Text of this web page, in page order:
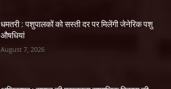
धमतरी : पशुपालकों को सस्ती दर पर मिलेंगी जेनेरिक पशु
औषधियां
August 7, 2026